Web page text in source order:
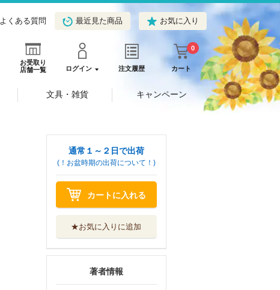
よくある質問 最近見た商品 お気に入り
お受取り
店舗一覧
ログイン 注文履歴 カート
0
文具・雑貨 キャンペーン
通常１～２日で出荷
(！お盆時期の出荷について！)
カートに入れる
★お気に入りに追加
著者情報